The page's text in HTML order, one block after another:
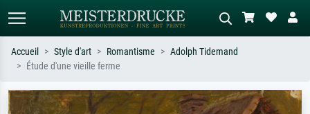
Recherchez par artiste, titre ou style –
Décrivez la scène – ex. prairie verte,
Accueil Style d'art Romantisme
Adolph Tidemand
Étude d'une vieille ferme